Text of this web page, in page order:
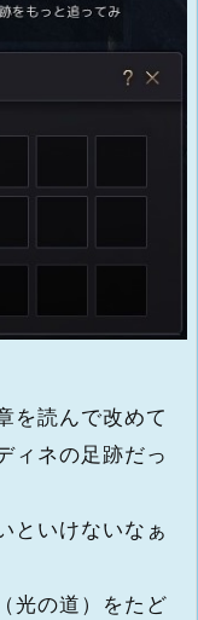
を読んで改めて
ィネの足跡だっ
といけないなぁ
光の道）をたど